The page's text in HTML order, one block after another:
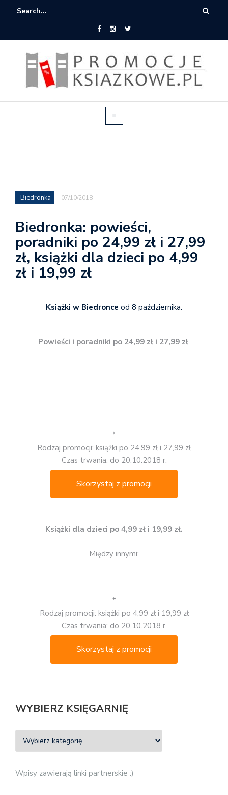
Biedronka 07/10/2018
Biedronka: powieści,
poradniki po 24,99 zł i 27,99
zł, książki dla dzieci po 4,99
zł i 19,99 zł
Książki w Biedronce od 8 października.
Powieści i poradniki po 24,99 zł i 27,99 zł.
*
Rodzaj promocji: książki po 24,99 zł i 27,99 zł
Czas trwania: do 20.10.2018 r.
Skorzystaj z promocji
Książki dla dzieci po 4,99 zł i 19,99 zł.
Między innymi:
*
Rodzaj promocji: książki po 4,99 zł i 19,99 zł
Czas trwania: do 20.10.2018 r.
Skorzystaj z promocji
WYBIERZ KSIĘGARNIĘ
Wpisy zawierają linki partnerskie :)